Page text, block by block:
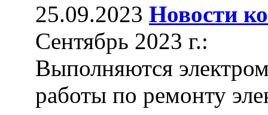
25.09.2023 Новости
Сентябрь 2023 г.:
Выполняются
работы по ремонту